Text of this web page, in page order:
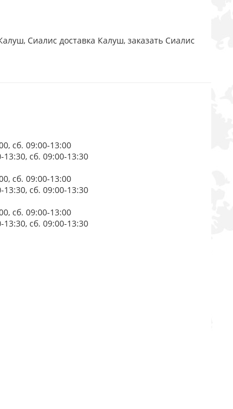
Сиалис доставка Калуш, заказать Сиалис
сб. 09:00-13:00
сб. 09:00-13:30
сб. 09:00-13:00
сб. 09:00-13:30
сб. 09:00-13:00
сб. 09:00-13:30